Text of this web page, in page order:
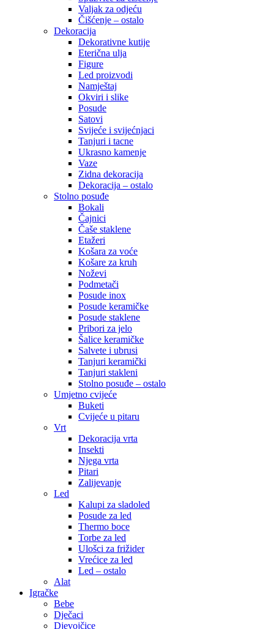
Valjak za odjeću
Čišćenje – ostalo
Dekoracija
Dekorativne kutije
Eterična ulja
Figure
Led proizvodi
Namještaj
Okviri i slike
Posude
Satovi
Svijeće i svijećnjaci
Tanjuri i tacne
Ukrasno kamenje
Vaze
Zidna dekoracija
Dekoracija – ostalo
Stolno posuđe
Bokali
Čajnici
Čaše staklene
Etažeri
Košara za voće
Košare za kruh
Noževi
Podmetači
Posude inox
Posude keramičke
Posude staklene
Pribori za jelo
Šalice keramičke
Salvete i ubrusi
Tanjuri keramički
Tanjuri stakleni
Stolno posuđe – ostalo
Umjetno cvijeće
Buketi
Cvijeće u pitaru
Vrt
Dekoracija vrta
Insekti
Njega vrta
Pitari
Zalijevanje
Led
Kalupi za sladoled
Posude za led
Thermo boce
Torbe za led
Ulošci za frižider
Vrećice za led
Led – ostalo
Alat
Igračke
Bebe
Dječaci
Djevojčice